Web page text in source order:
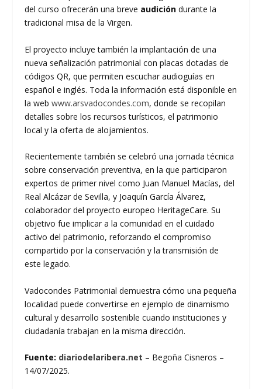
del curso ofrecerán una breve audición durante la
tradicional misa de la Virgen.
El proyecto incluye también la implantación de una
nueva señalización patrimonial con placas dotadas de
códigos QR, que permiten escuchar audioguías en
español e inglés. Toda la información está disponible en
la webwww.arsvadocondes.com, donde se recopilan
detalles sobre los recursos turísticos, el patrimonio
local y la oferta de alojamientos.
Recientemente también se celebró una jornada técnica
sobre conservación preventiva, en la que participaron
expertos de primer nivel como Juan Manuel Macías, del
Real Alcázar de Sevilla, y Joaquín García Álvarez,
colaborador del proyecto europeo HeritageCare. Su
objetivo fue implicar a la comunidad en el cuidado
activo del patrimonio, reforzando el compromiso
compartido por la conservación y la transmisión de
este legado.
Vadocondes Patrimonial demuestra cómo una pequeña
localidad puede convertirse en ejemplo de dinamismo
cultural y desarrollo sostenible cuando instituciones y
ciudadanía trabajan en la misma dirección.
Fuente: diariodelaribera.net – Begoña Cisneros –
14/07/2025.